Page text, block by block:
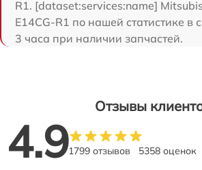
R1. [dataset:services:name]
E14CG-R1 по нашей статистике в
3 часа при наличии запчастей.
Отзывы
4.91799 отзывов 5358 оценок